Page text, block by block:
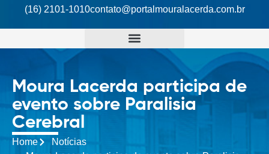
(16) 2101-1010contato@portalmouralacerda.com.br
Moura Lacerda participa de
evento sobre Paralisia
Cerebral
Home
Notícias